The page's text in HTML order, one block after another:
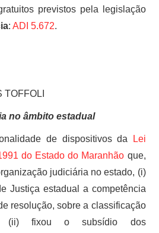
previstos pela legislação
:ADI 5.672.
TOFFOLI
no âmbito estadual
de dispositivos da
Lei
do Estado do Maranhão que,
judiciária no estado, (i)
Justiça estadual a competência
resolução, sobre a classificação
(ii) fixou o subsídio dos